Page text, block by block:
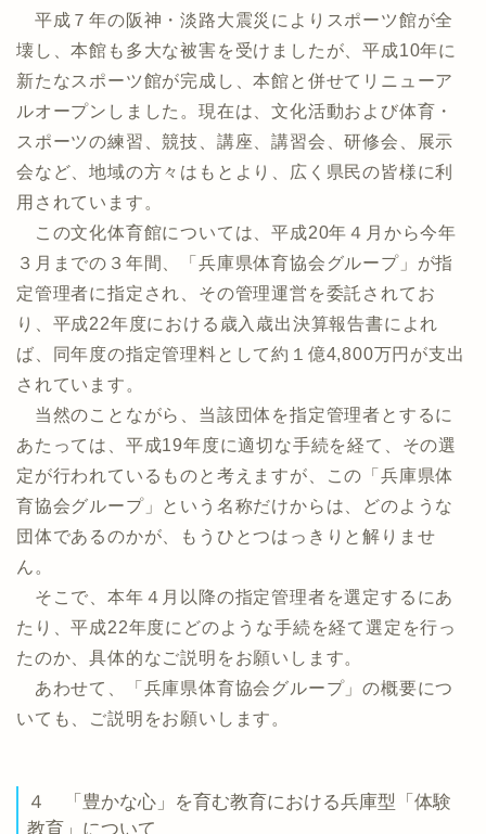
平成７年の阪神・淡路大震災によりスポーツ館が全
壊し、本館も多大な被害を受けましたが、平成10年に
新たなスポーツ館が完成し、本館と併せてリニューア
ルオープンしました。現在は、文化活動および体育・
スポーツの練習、競技、講座、講習会、研修会、展示
会など、地域の方々はもとより、広く県民の皆様に利
用されています。
この文化体育館については、平成20年４月から今年
３月までの３年間、「兵庫県体育協会グループ」が指
定管理者に指定され、その管理運営を委託されてお
り、平成22年度における歳入歳出決算報告書によれ
ば、同年度の指定管理料として約１億4,800万円が支出
されています。
当然のことながら、当該団体を指定管理者とするに
あたっては、平成19年度に適切な手続を経て、その選
定が行われているものと考えますが、この「兵庫県体
育協会グループ」という名称だけからは、どのような
団体であるのかが、もうひとつはっきりと解りませ
ん。
そこで、本年４月以降の指定管理者を選定するにあ
たり、平成22年度にどのような手続を経て選定を行っ
たのか、具体的なご説明をお願いします。
あわせて、「兵庫県体育協会グループ」の概要につ
いても、ご説明をお願いします。
４ 「豊かな心」を育む教育における兵庫型「体験
教育」について